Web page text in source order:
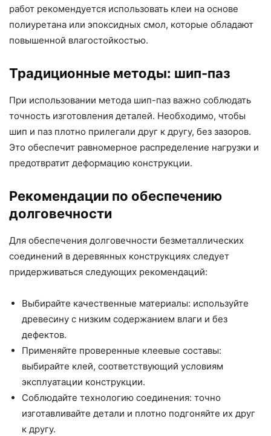
работ рекомендуется использовать клеи на основе
полиуретана или эпоксидных смол, которые обладают
повышенной влагостойкостью.
Традиционные методы: шип-паз
При использовании метода шип-паз важно соблюдать
точность изготовления деталей. Необходимо, чтобы
шип и паз плотно прилегали друг к другу, без зазоров.
Это обеспечит равномерное распределение нагрузки и
предотвратит деформацию конструкции.
Рекомендации по обеспечению
долговечности
Для обеспечения долговечности безметаллических
соединений в деревянных конструкциях следует
придерживаться следующих рекомендаций:
Выбирайте качественные материалы: используйте
древесину с низким содержанием влаги и без
дефектов.
Применяйте проверенные клеевые составы:
выбирайте клей, соответствующий условиям
эксплуатации конструкции.
Соблюдайте технологию соединения: точно
изготавливайте детали и плотно подгоняйте их друг
к другу.